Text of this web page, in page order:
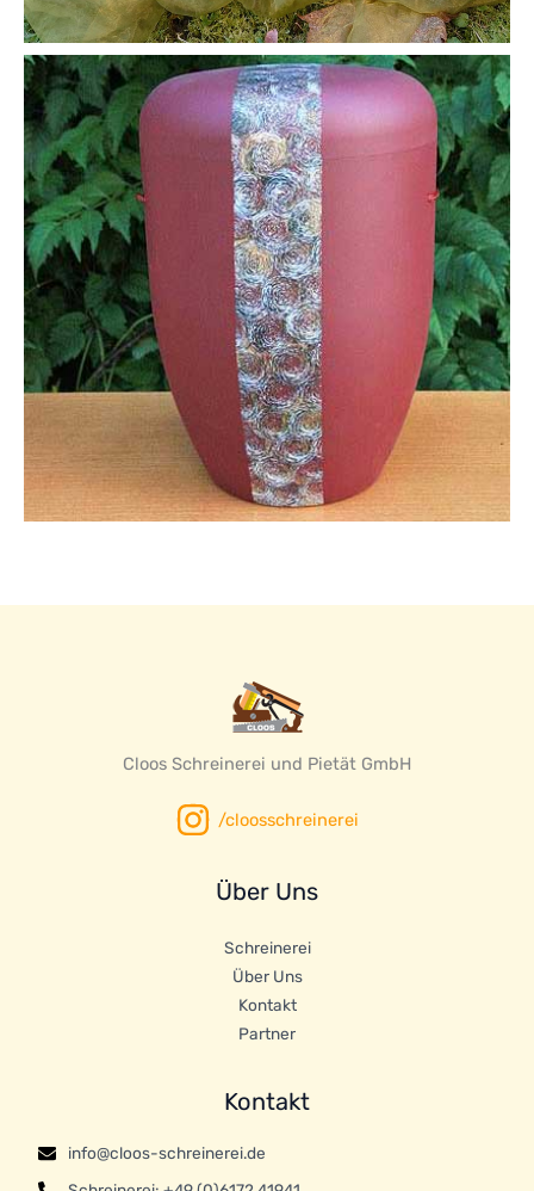
Cloos Schreinerei und Pietät GmbH
/cloosschreinerei
Über Uns
Schreinerei
Über Uns
Kontakt
Partner
Kontakt
info@cloos-schreinerei.de